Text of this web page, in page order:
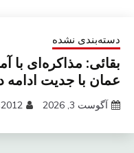
دسته‌بندی نشده
بقائی: مذاکره‌ای با
عمان با جدیت ادامه
آگوست 3, 2026